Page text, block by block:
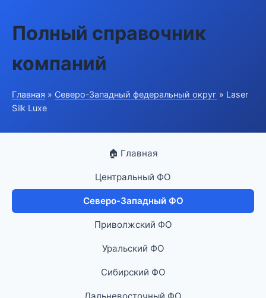
Полный справочник
компаний
Главная » Северо-Западный федеральный округ » Laser
Silk Luxe
🏠 Главная
Центральный ФО
Северо-Западный ФО
Приволжский ФО
Уральский ФО
Сибирский ФО